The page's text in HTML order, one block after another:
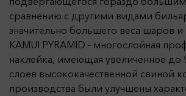
сравнению с другими видами
значительно большего веса шаров и
KAMUI PYRAMID - многослойная
наклейка, имеющая увеличенное до
слоев высококачественной свиной
производства были улучшены